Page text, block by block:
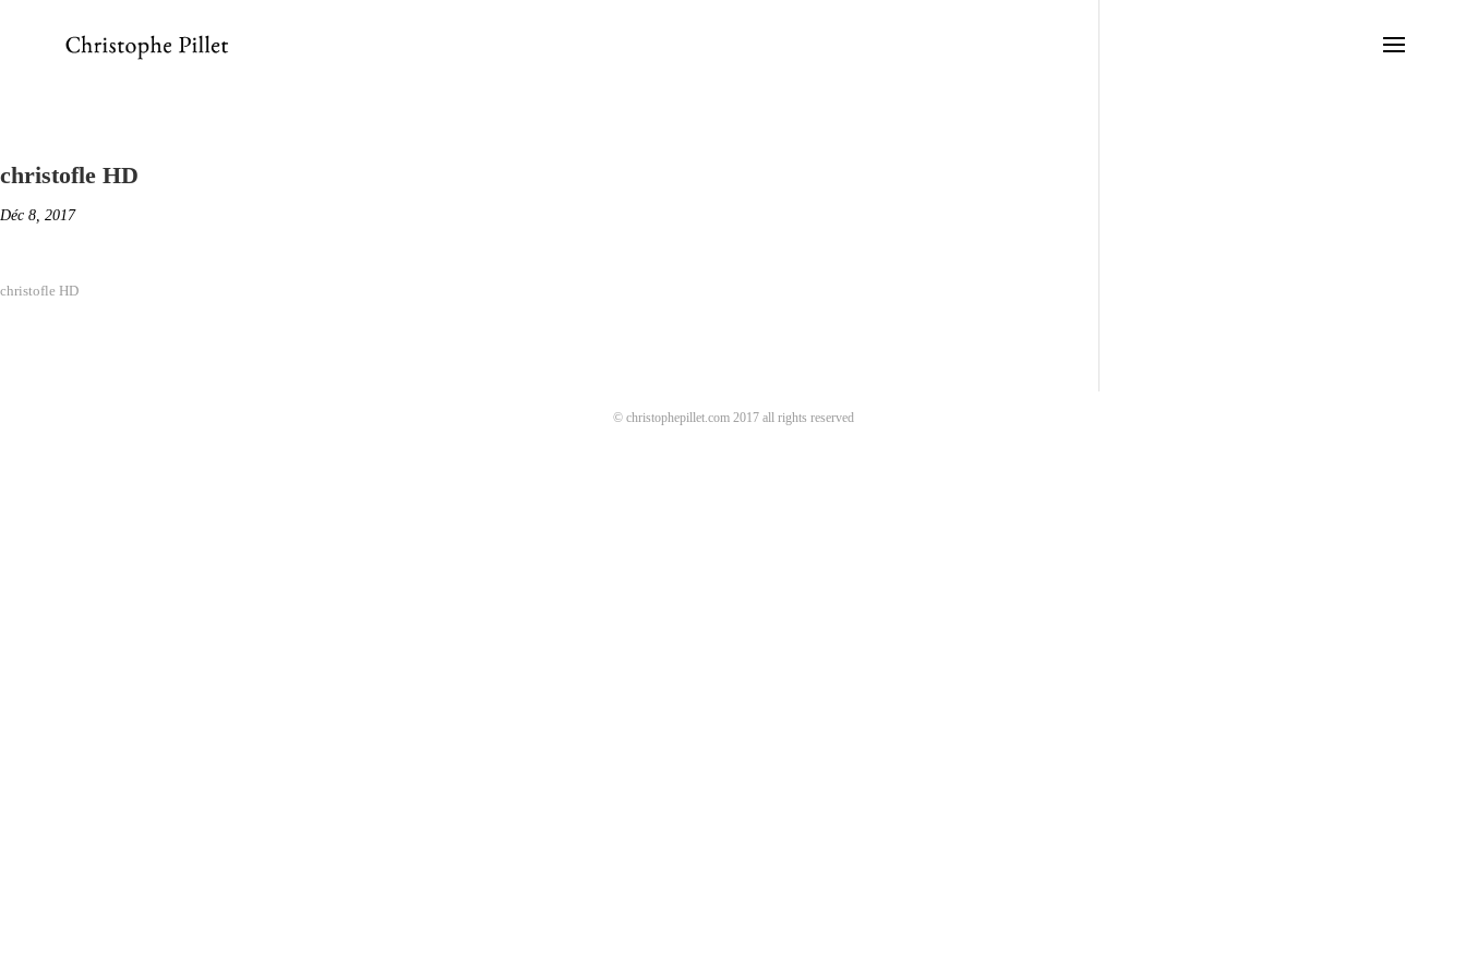
christofle HD
Déc 8, 2017
christofle HD
© christophepillet.com 2017 all rights reserved